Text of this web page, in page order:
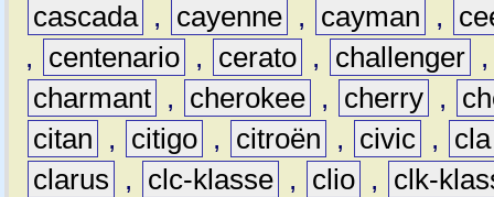
cascada , cayenne , cayman ,
,
centenario , cerato , challenger
charmant , cherokee , cherry ,
citan
, citigo , citroën , civic ,
cla
clarus
, clc-klasse , clio ,
clk-